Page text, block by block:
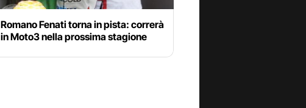
Romano Fenati torna in pista: correrà
in Moto3 nella prossima stagione